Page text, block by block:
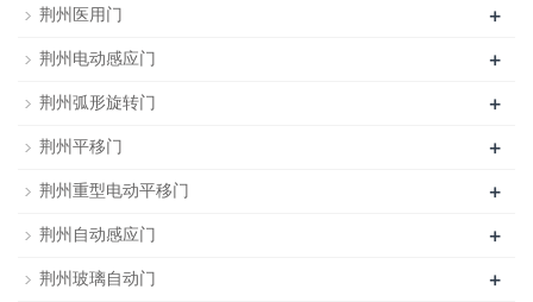
荆州医用门 +
荆州电动感应门 +
荆州弧形旋转门 +
荆州平移门 +
荆州重型电动平移门 +
荆州自动感应门 +
荆州玻璃自动门 +